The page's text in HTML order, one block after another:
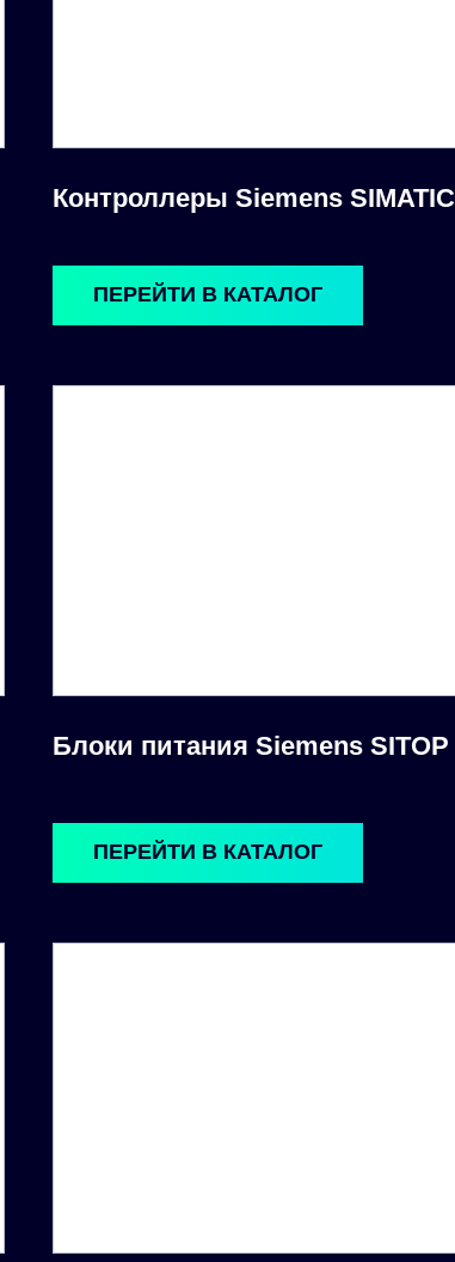
Контроллеры Siemens SIMATIC
ПЕРЕЙТИ В КАТАЛОГ
Блоки питания Siemens SITOP
ПЕРЕЙТИ В КАТАЛОГ